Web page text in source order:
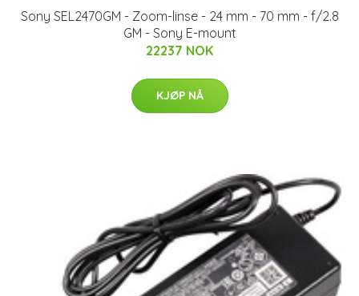
Sony SEL2470GM - Zoom-linse - 24 mm - 70 mm - f/2.8
GM - Sony E-mount
22237 NOK
KJØP NÅ